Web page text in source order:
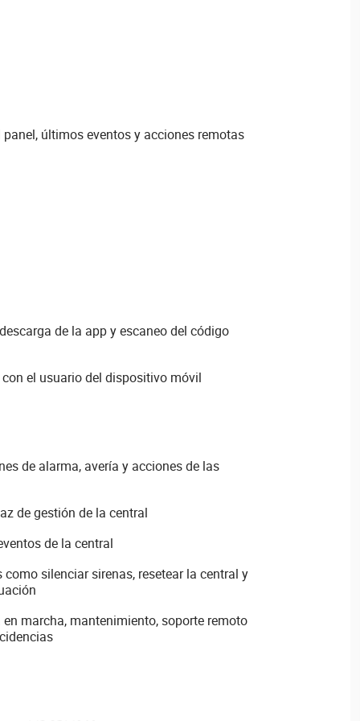
últimos eventos y acciones remotas
de la app y escaneo del código
el usuario del dispositivo móvil
de alarma, avería y acciones de las
de gestión de la central
de la central
silenciar sirenas, resetear la central y
marcha, mantenimiento, soporte remoto